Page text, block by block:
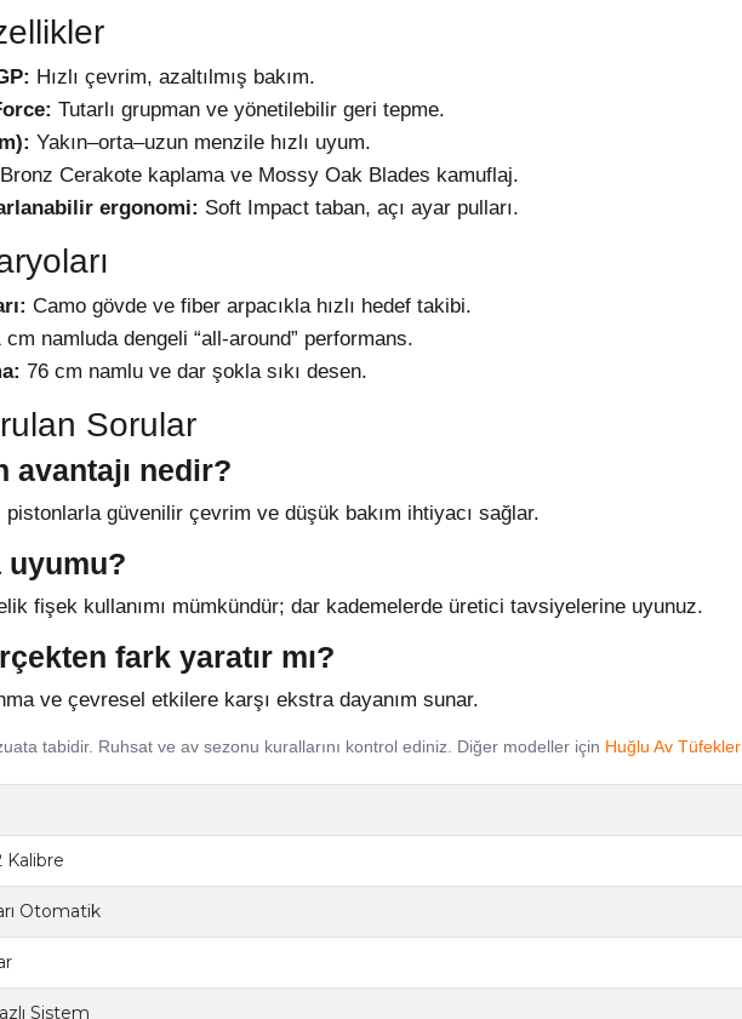
Hızlı çevrim, azaltılmış bakım.
Tutarlı grupman ve yönetilebilir geri tepme.
Yakın–orta–uzun menzile hızlı uyum.
Bronz Cerakote kaplama ve Mossy Oak Blades kamuflaj.
ergonomi: Soft Impact taban, açı ayar pulları.
Camo gövde ve fiber arpacıkla hızlı hedef takibi.
cm namluda dengeli “all-around” performans.
76 cm namlu ve dar şokla sıkı desen.
Sorular
avantajı nedir?
güvenilir çevrim ve düşük bakım ihtiyacı sağlar.
uyumu?
fişek kullanımı mümkündür; dar kademelerde üretici tavsiyelerine uyunuz.
fark yaratır mı?
ve çevresel etkilere karşı ekstra dayanım sunar.
tabidir. Ruhsat ve av sezonu kurallarını kontrol ediniz. Diğer modeller için Huğlu Av
Kalibre
Otomatik
Sistem